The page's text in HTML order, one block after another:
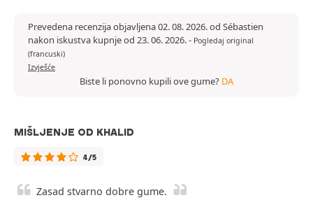
Prevedena recenzija objavljena 02. 08. 2026. od Sébastien
nakon iskustva kupnje od 23. 06. 2026.- Pogledaj original
(francuski)
Izvješće
Biste li ponovno kupili ove gume? DA
MIŠLJENJE OD KHALID
4/5
Zasad stvarno dobre gume.